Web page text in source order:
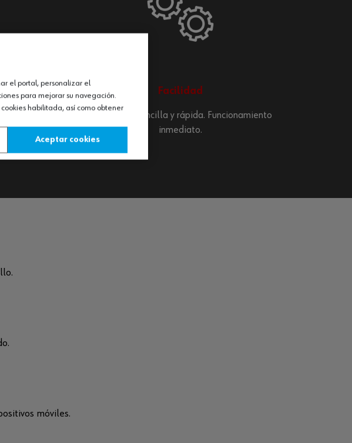
Facilidad
Instalación sencilla y rápida. Funcionamiento
inmediato.
móviles.
el portal, personalizar el
para mejorar su navegación.
habilitada, así como obtener
Aceptar cookies